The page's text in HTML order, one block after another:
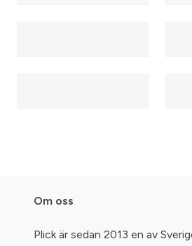
Om oss
Plick är sedan 2013 en av